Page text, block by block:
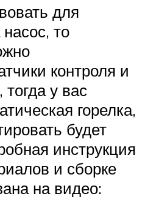
для
то
контроля и
у вас
горелка,
будет
инструкция
и сборке
на видео: